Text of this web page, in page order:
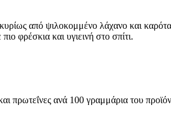
από ψιλοκομμένο λάχανο και
φρέσκια και υγιεινή στο σπίτι.
πρωτεΐνες ανά 100 γραμμάρια του